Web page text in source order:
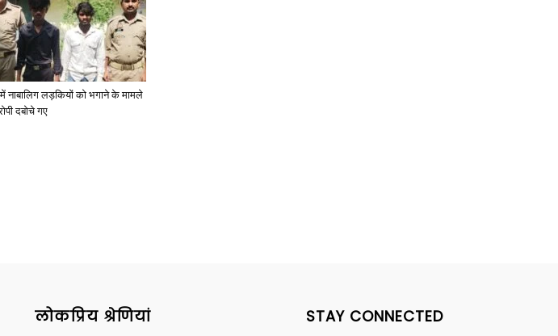
में नाबालिग लड़कियों को भगाने के मामले
दबोचे गए
लोकप्रिय श्रेणियां STAY CONNECTED